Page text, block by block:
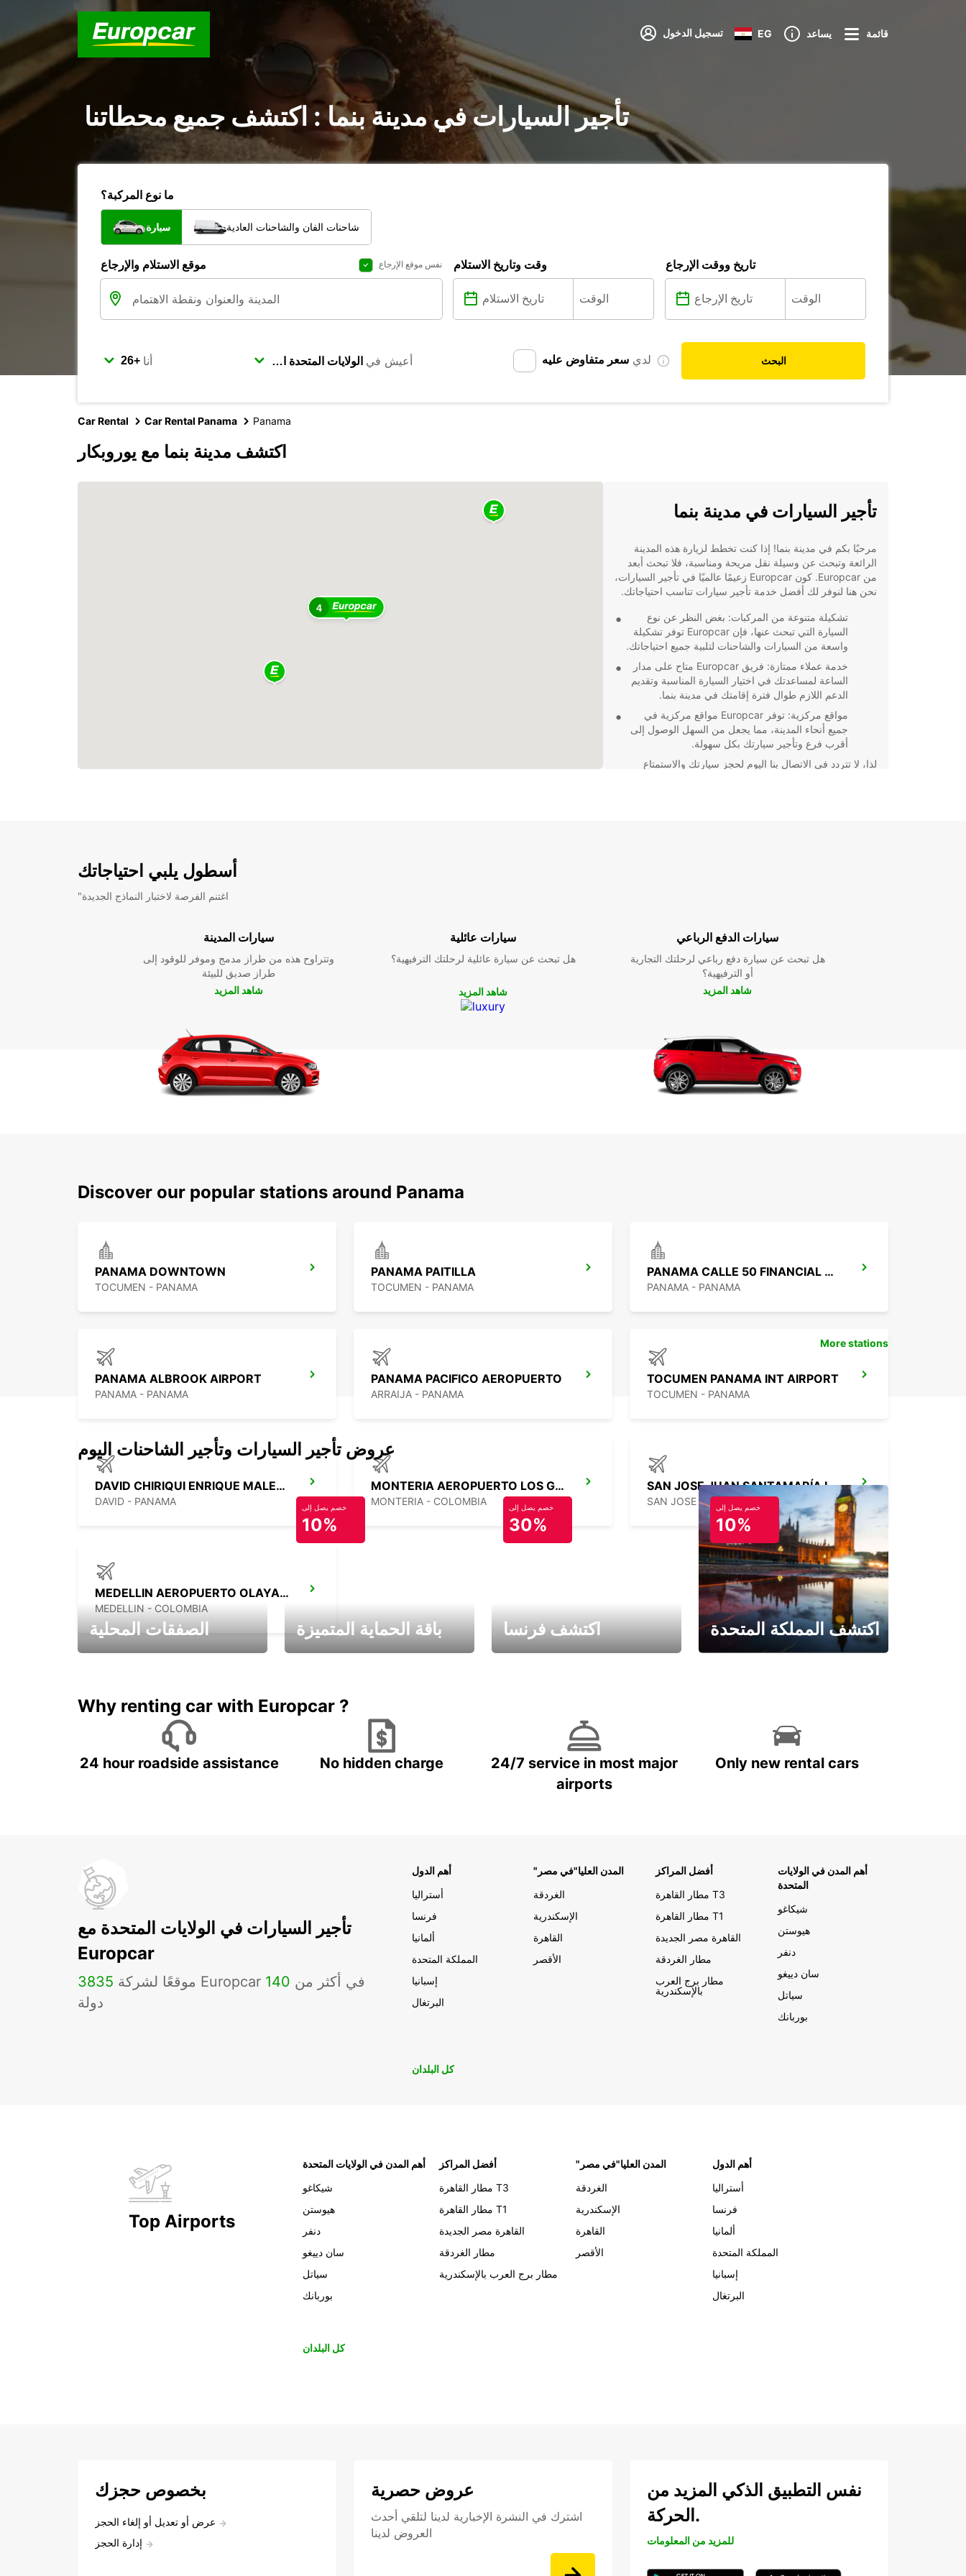
تسجيل الدخول EG يساعد قائمة
تأجير السيارات في مدينة بنما : اكتشف جميع محطاتنا
ما نوع المركبة؟
سيارة شاحنات الفان والشاحنات العادية
موقع الاستلام والإرجاع نفس موقع الإرجاع وقت وتاريخ الاستلام تاريخ ووقت الإرجاع
أنا أعيش في لدي سعر متفاوض عليه البحث
Car Rental Car Rental Panama Panama
اكتشف مدينة بنما مع يوروبكار
4
تأجير السيارات في مدينة بنما
مرحبًا بكم في مدينة بنما! إذا كنت تخطط لزيارة هذه المدينة
الرائعة وتبحث عن وسيلة نقل مريحة ومناسبة، فلا تبحث أبعد
من Europcar. كون Europcar زعيمًا عالميًا في تأجير السيارات،
نحن هنا لنوفر لك أفضل خدمة تأجير سيارات تناسب احتياجاتك.
تشكيلة متنوعة من المركبات: بغض النظر عن نوع
السيارة التي تبحث عنها، فإن Europcar توفر تشكيلة
واسعة من السيارات والشاحنات لتلبية جميع احتياجاتك.
خدمة عملاء ممتازة: فريق Europcar متاح على مدار
الساعة لمساعدتك في اختيار السيارة المناسبة وتقديم
الدعم اللازم طوال فترة إقامتك في مدينة بنما.
مواقع مركزية: توفر Europcar مواقع مركزية في
جميع أنحاء المدينة، مما يجعل من السهل الوصول إلى
أقرب فرع وتأجير سيارتك بكل سهولة.
لذا، لا تتردد في الاتصال بنا اليوم لحجز سيارتك والاستمتاع
أسطول يلبي احتياجاتك
"اغتنم الفرصة لاختبار النماذج الجديدة
سيارات المدينة
وتتراوح هذه من طراز مدمج وموفر للوقود إلى
طراز صديق للبيئة
شاهد المزيد
سيارات عائلية
هل تبحث عن سيارة عائلية لرحلتك الترفيهية؟
شاهد المزيد
سيارات الدفع الرباعي
هل تبحث عن سيارة دفع رباعي لرحلتك التجارية
أو الترفيهية؟
شاهد المزيد
Discover our popular stations around Panama
PANAMA DOWNTOWN
TOCUMEN - PANAMA
PANAMA PAITILLA
TOCUMEN - PANAMA
PANAMA CALLE 50 FINANCIAL DISTRICT
PANAMA - PANAMA
PANAMA ALBROOK AIRPORT
PANAMA - PANAMA
PANAMA PACIFICO AEROPUERTO
ARRAIJA - PANAMA
TOCUMEN PANAMA INT AIRPORT
TOCUMEN - PANAMA
DAVID CHIRIQUI ENRIQUE MALEK APT
DAVID - PANAMA
MONTERIA AEROPUERTO LOS GARZONES
MONTERIA - COLOMBIA
SAN JOSE JUAN SANTAMARÍA INTERNATIONAL AIRPORT
SAN JOSE - COSTA RICA
MEDELLIN AEROPUERTO OLAYA HERRERA
MEDELLIN - COLOMBIA
More stations
عروض تأجير السيارات وتأجير الشاحنات اليوم
الصفقات المحلية
خصم يصل إلى
10%
باقة الحماية المتميزة
خصم يصل إلى
30%
اكتشف فرنسا
خصم يصل إلى
10%
اكتشف المملكة المتحدة
Why renting car with Europcar ?
24 hour roadside assistance No hidden charge
24/7 service in most major
airports
Only new rental cars
تأجير السيارات في الولايات المتحدة مع
Europcar
3835 موقعًا لشركة Europcar في أكثر من 140
دولة
أهم الدول
أستراليا
فرنسا
ألمانيا
المملكة المتحدة
إسبانيا
البرتغال
"المدن العليا"في مصر
الغردقة
الإسكندرية
القاهرة
الأقصر
أفضل المراكز
مطار القاهرة T3
مطار القاهرة T1
القاهرة مصر الجديدة
مطار الغردقة
مطار برج العرب
بالإسكندرية
أهم المدن في الولايات
المتحدة
شيكاغو
هيوستن
دنفر
سان دييغو
سياتل
بوربانك
كل البلدان
Top Airports
أهم المدن في الولايات المتحدة
شيكاغو
هيوستن
دنفر
سان دييغو
سياتل
بوربانك
أفضل المراكز
مطار القاهرة T3
مطار القاهرة T1
القاهرة مصر الجديدة
مطار الغردقة
مطار برج العرب بالإسكندرية
"المدن العليا"في مصر
الغردقة
الإسكندرية
القاهرة
الأقصر
أهم الدول
أستراليا
فرنسا
ألمانيا
المملكة المتحدة
إسبانيا
البرتغال
كل البلدان
بخصوص حجزك
عرض أو تعديل أو إلغاء الحجز
إدارة الحجز
عروض حصرية
اشترك في النشرة الإخبارية لدينا لتلقي أحدث
العروض لدينا
نفس التطبيق الذكي المزيد من
الحركة.
للمزيد من المعلومات